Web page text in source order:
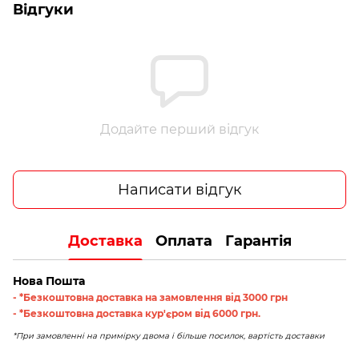
Відгуки
Додайте перший відгук
Написати відгук
Доставка Оплата Гарантія
Нова Пошта
- *Безкоштовна доставка на замовлення від 3000 грн
- *Безкоштовна доставка кур'єром від 6000 грн.
*При замовленні на примірку двома і більше посилок, вартість доставки